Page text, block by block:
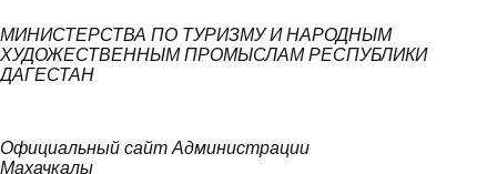
МИНИСТЕРСТВА ПО ТУРИЗМУ И НАРОДНЫМ
ХУДОЖЕСТВЕННЫМ ПРОМЫСЛАМ РЕСПУБЛИКИ
ДАГЕСТАН
Официальный сайт Администрации
Махачкалы